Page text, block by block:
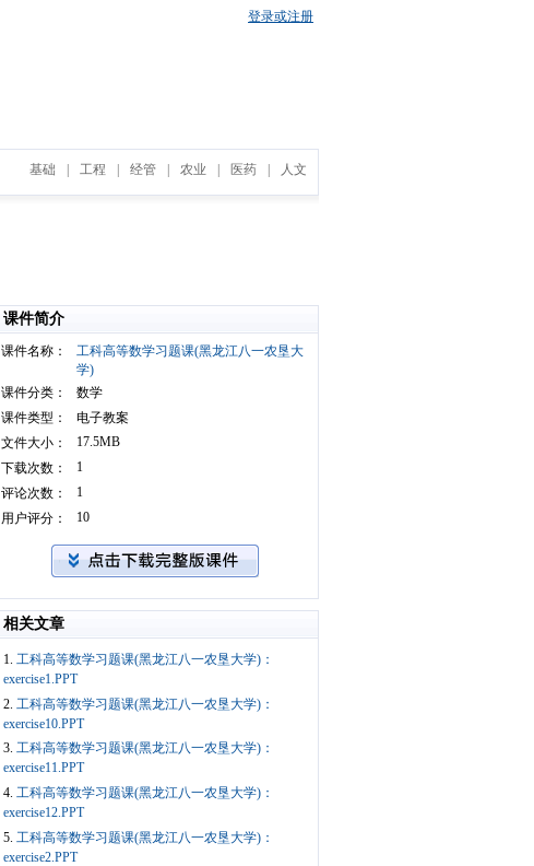
登录或注册
基础 工程 经管 农业 医药 人文
课件简介
课件名称：
工科高等数学习题课(黑龙江八一农垦大
学)
课件分类：
数学
课件类型：
电子教案
文件大小：
17.5MB
下载次数：
1
评论次数：
1
用户评分：
10
相关文章
1. 工科高等数学习题课(黑龙江八一农垦大学)：
exercise1.PPT
2. 工科高等数学习题课(黑龙江八一农垦大学)：
exercise10.PPT
3. 工科高等数学习题课(黑龙江八一农垦大学)：
exercise11.PPT
4. 工科高等数学习题课(黑龙江八一农垦大学)：
exercise12.PPT
5. 工科高等数学习题课(黑龙江八一农垦大学)：
exercise2.PPT